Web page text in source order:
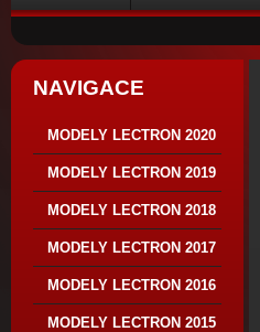
NAVIGACE
MODELY LECTRON 2020
MODELY LECTRON 2019
MODELY LECTRON 2018
MODELY LECTRON 2017
MODELY LECTRON 2016
MODELY LECTRON 2015